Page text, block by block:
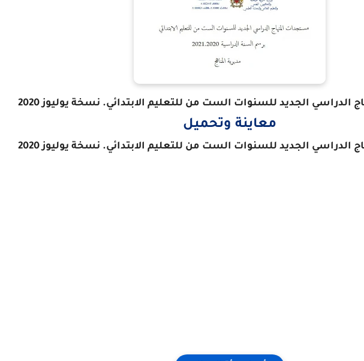
الجديد للسنوات الست من للتعليم الابتدائي. نسخة يوليوز 2020
معاينة وتحميل
الجديد للسنوات الست من للتعليم الابتدائي. نسخة يوليوز 2020